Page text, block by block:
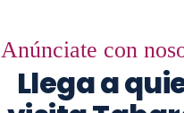
Anúnciate con
Llega a